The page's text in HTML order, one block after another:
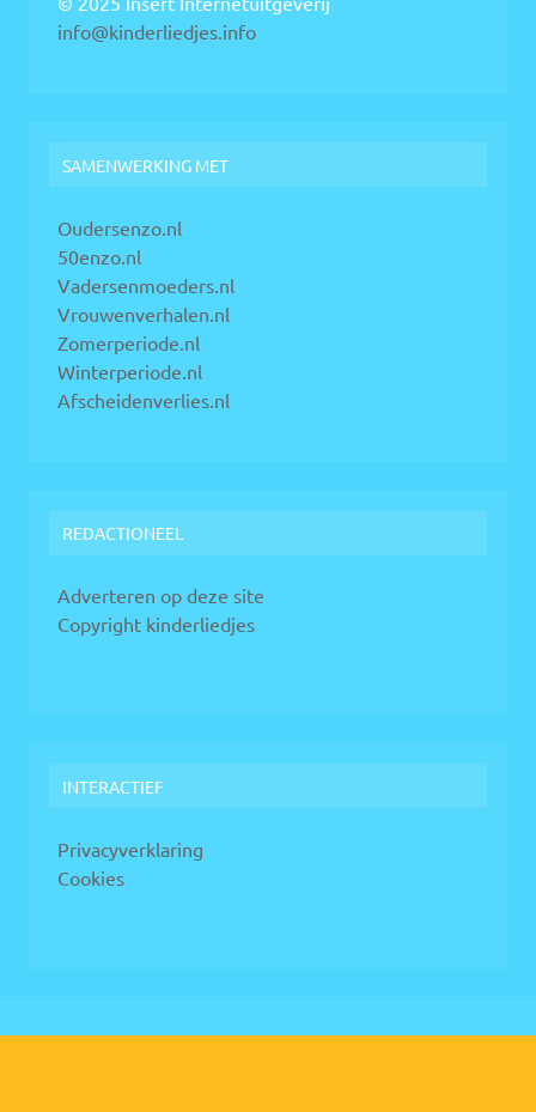
info@kinderliedjes.info
SAMENWERKING MET
Oudersenzo.nl
50enzo.nl
Vadersenmoeders.nl
Vrouwenverhalen.nl
Zomerperiode.nl
Winterperiode.nl
Afscheidenverlies.nl
REDACTIONEEL
Adverteren op deze site
Copyright kinderliedjes
INTERACTIEF
Privacyverklaring
Cookies